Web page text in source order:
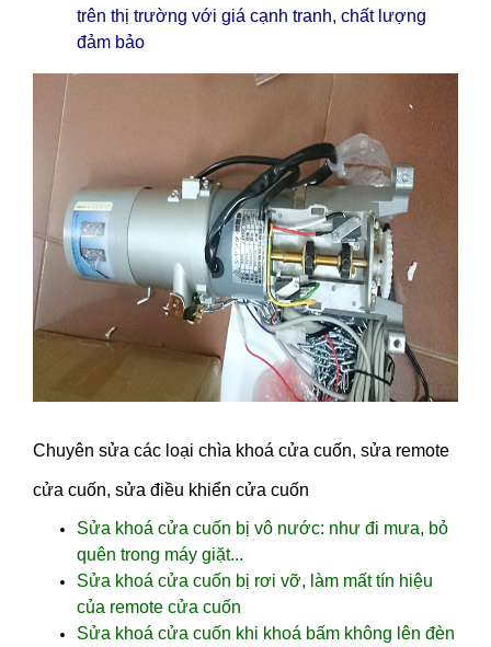
trên thị trường với giá cạnh tranh, chất lượng
đảm bảo
Chuyên sửa các loại chìa khoá cửa cuốn, sửa remote
cửa cuốn, sửa điều khiển cửa cuốn
Sửa khoá cửa cuốn bị vô nước: như đi mưa, bỏ
quên trong máy giặt...
Sửa khoá cửa cuốn bị rơi vỡ, làm mất tín hiệu
của remote cửa cuốn
Sửa khoá cửa cuốn khi khoá bấm không lên đèn